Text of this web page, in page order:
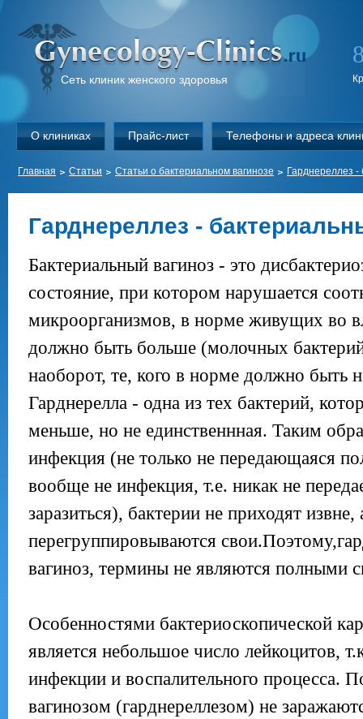
Сеть клиник женского здоровья
О клиниках Прайс-лист Телефоны и адреса
Главная Статьи Статьи о бактериальном вагинозе Гарднереллез -
Гарднереллез -
Бактериальный вагиноз - это
состояние, при котором нарушается
микроорганизмов, в норме живущих во
должно быть больше (молочных
наоборот, те, кого в норме должно быть
Гарднерелла - одна из тех бактерий,
меньше, но не единственнная. Таким
инфекция (не только не передающаяся
вообще не инфекция, т.е. никак не
заразиться), бактерии не приходят извне,
перегруппировываются
вагиноз, термины не являются полными
Особенностями бактериоскопической
является небольшое число лейкоцитов,
инфекции и воспалительного процесса.
вагинозом (гарднереллезом) не